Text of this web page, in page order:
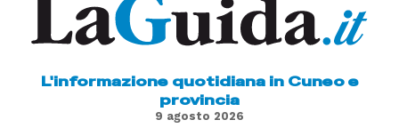
L'informazione quotidiana in Cuneo e
provincia
9 agosto 2026